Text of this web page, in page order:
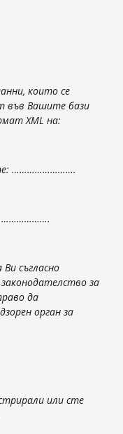
които се
във Вашите бази
XML на:
…………………….
съгласно
за
да
орган за
или сте